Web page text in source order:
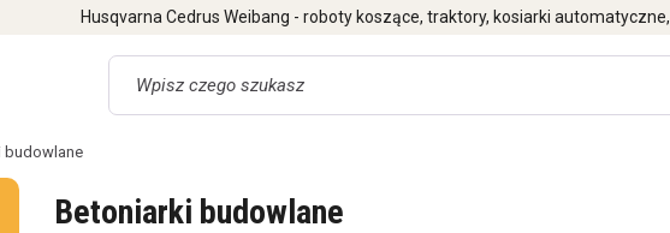
Husqvarna Cedrus Weibang - roboty koszące, traktory, kosiarki
Wyszukaj
budowlane
Betoniarki budowlane